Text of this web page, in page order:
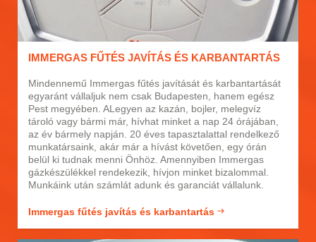
IMMERGAS FŰTÉS JAVÍTÁS ÉS KARBANTARTÁS
Mindennemű Immergas fűtés javítását és karbantartását
egyaránt vállaljuk nem csak Budapesten, hanem egész
Pest megyében. ALegyen az kazán, bojler, melegvíz
tároló vagy bármi már, hívhat minket a nap 24 órájában,
az év bármely napján. 20 éves tapasztalattal rendelkező
munkatársaink, akár már a hívást követően, egy órán
belül ki tudnak menni Önhöz. Amennyiben Immergas
gázkészülékkel rendekezik, hívjon minket bizalommal.
Munkáink után számlát adunk és garanciát vállalunk.
Immergas fűtés javítás és karbantartás